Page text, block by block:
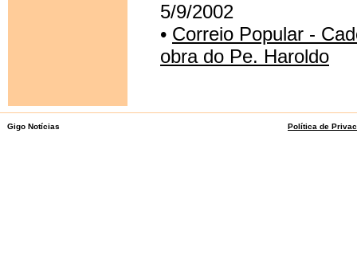
5/9/2002
• Correio Popular -
obra do Pe. Haroldo
Gigo Notícias Política de